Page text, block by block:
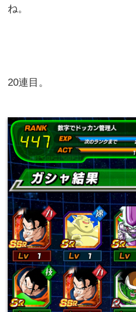
ね。
20連目。